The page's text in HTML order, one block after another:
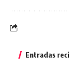
Entradas